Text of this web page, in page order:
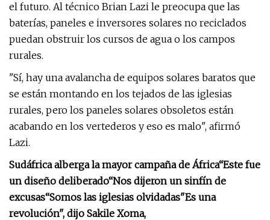
el futuro. Al técnico Brian Lazi le preocupa que las
baterías, paneles e inversores solares no reciclados
puedan obstruir los cursos de agua o los campos
rurales.
"Sí, hay una avalancha de equipos solares baratos que
se están montando en los tejados de las iglesias
rurales, pero los paneles solares obsoletos están
acabando en los vertederos y eso es malo", afirmó
Lazi.
Sudáfrica alberga la mayor campaña de África“Este fue
un diseño deliberado“Nos dijeron un sinfín de
excusas“Somos las iglesias olvidadas"Es una
revolución", dijo Sakile Xoma,